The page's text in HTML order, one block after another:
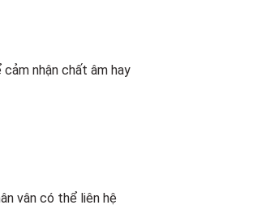
nhận chất âm hay
vân có thể liên hệ